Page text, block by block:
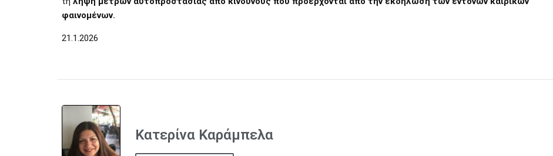
φαινομένων.
21.1.2026
Κατερίνα Καράμπελα